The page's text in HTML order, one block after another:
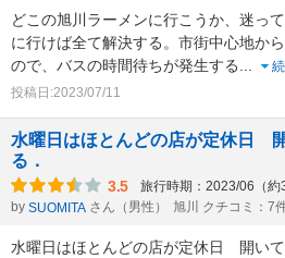
どこの旭川ラーメンに行こうか、迷っ
に行けば全て解決する。市街中心地か
ので、バスの時間待ちが発生する...
投稿日:2023/07/11
水曜日はほとんどの店が定休日
る．
3.5 旅行時期：2023/06（約3
by SUOMITA さん（男性） 旭川 クチコミ：7
水曜日はほとんどの店が定休日 開い